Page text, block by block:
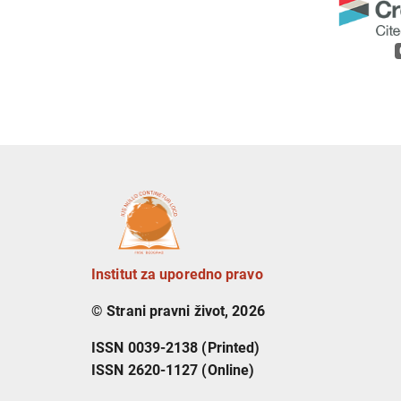
Institut za uporedno pravo
© Strani pravni život, 2026
ISSN 0039-2138 (Printed)
ISSN 2620-1127 (Online)